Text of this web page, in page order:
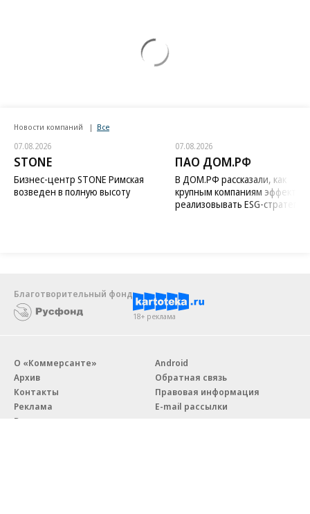
Новости компаний Все
07.08.2026
STONE
Бизнес-центр STONE Римская
возведен в полную высоту
07.08.2026
ПАО ДОМ.РФ
В ДОМ.РФ рассказали, как
крупным компаниям
реализовывать ESG-стратегию
Благотворительный фонд
18+ реклама
О «Коммерсанте»
Архив
Контакты
Реклама
Вакансии
Android
Обратная связь
Правовая информация
E-mail рассылки